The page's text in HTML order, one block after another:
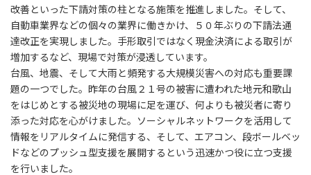
改善といった下請対策の柱となる施策を推進しました。そして、
自動車業界などの個々の業界に働きかけ、５０年ぶりの下請法通
達改正を実現しました。手形取引ではなく現金決済による取引が
増加するなど、現場で対策が浸透しています。
台風、地震、そして大雨と頻発する大規模災害への対応も重要課
題の一つでした。昨年の台風２１号の被害に遭われた地元和歌山
をはじめとする被災地の現場に足を運び、何よりも被災者に寄り
添った対応を心がけました。ソーシャルネットワークを活用して
情報をリアルタイムに発信する、そして、エアコン、段ボールベッ
ドなどのプッシュ型支援を展開するという迅速かつ役に立つ支援
を行いました。